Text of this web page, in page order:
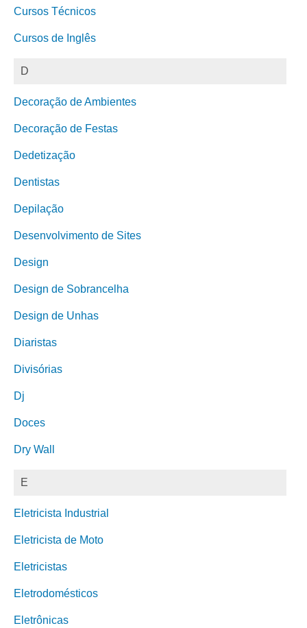
Cursos Técnicos
Cursos de Inglês
D
Decoração de Ambientes
Decoração de Festas
Dedetização
Dentistas
Depilação
Desenvolvimento de Sites
Design
Design de Sobrancelha
Design de Unhas
Diaristas
Divisórias
Dj
Doces
Dry Wall
E
Eletricista Industrial
Eletricista de Moto
Eletricistas
Eletrodomésticos
Eletrônicas